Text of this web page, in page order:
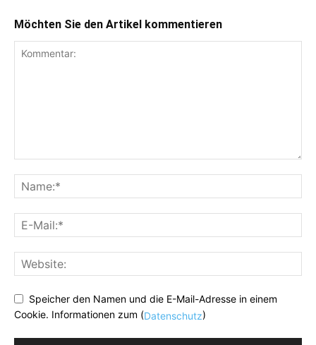
Möchten Sie den Artikel kommentieren
Speicher den Namen und die E-Mail-Adresse in einem
Cookie. Informationen zum (Datenschutz)